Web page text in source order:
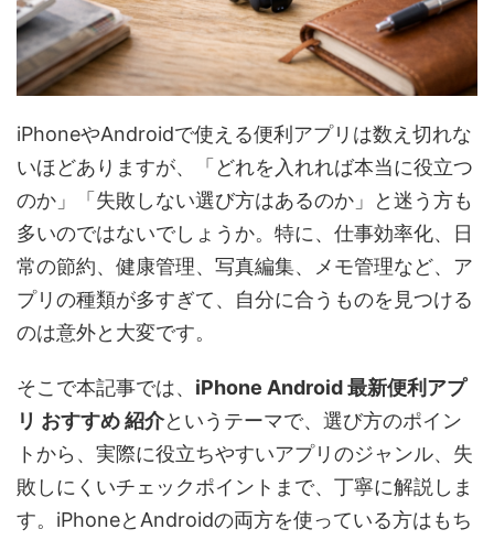
iPhoneやAndroidで使える便利アプリは数え切れな
いほどありますが、「どれを入れれば本当に役立つ
のか」「失敗しない選び方はあるのか」と迷う方も
多いのではないでしょうか。特に、仕事効率化、日
常の節約、健康管理、写真編集、メモ管理など、ア
プリの種類が多すぎて、自分に合うものを見つける
のは意外と大変です。
そこで本記事では、 iPhone Android 最新便利アプ
リ おすすめ 紹介というテーマで、選び方のポイン
トから、実際に役立ちやすいアプリのジャンル、失
敗しにくいチェックポイントまで、丁寧に解説しま
す。iPhoneとAndroidの両方を使っている方はもち